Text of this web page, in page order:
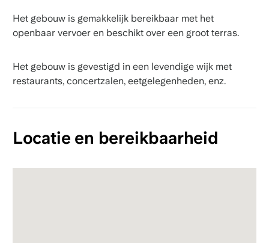
Het gebouw is gemakkelijk bereikbaar met het
openbaar vervoer en beschikt over een groot terras.
Het gebouw is gevestigd in een levendige wijk met
restaurants, concertzalen, eetgelegenheden, enz.
Locatie en bereikbaarheid